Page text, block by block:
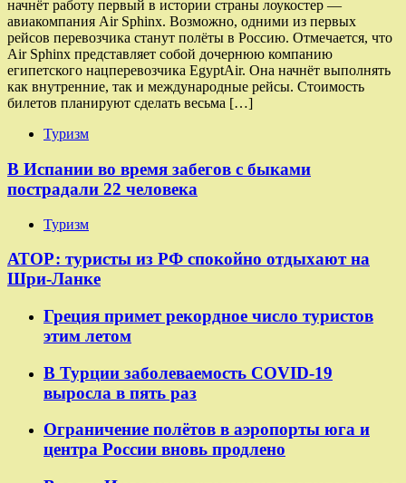
начнёт работу первый в истории страны лоукостер —
авиакомпания Air Sphinx. Возможно, одними из первых
рейсов перевозчика станут полёты в Россию. Отмечается, что
Air Sphinx представляет собой дочернюю компанию
египетского нацперевозчика EgyptAir. Она начнёт выполнять
как внутренние, так и международные рейсы. Стоимость
билетов планируют сделать весьма […]
Туризм
В Испании во время забегов с быками
пострадали 22 человека
Туризм
АТОР: туристы из РФ спокойно отдыхают на
Шри-Ланке
Греция примет рекордное число туристов
этим летом
В Турции заболеваемость COVID-19
выросла в пять раз
Ограничение полётов в аэропорты юга и
центра России вновь продлено